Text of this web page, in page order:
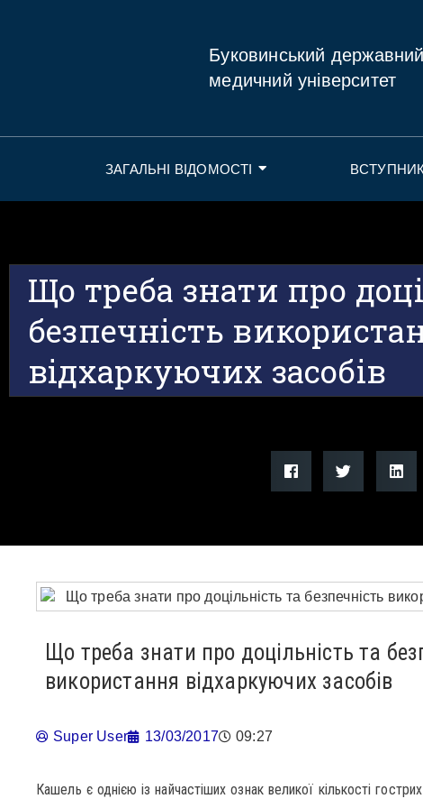
Буковинський державний
медичний університет
ЗАГАЛЬНІ ВІДОМОСТІ
Що треба знати про
безпечність
відхаркуючих засобів
Що треба знати про доцільність та
використання відхаркуючих засобів
Super User 13/03/2017 09:27
Кашель є однією із найчастіших ознак великої кількості